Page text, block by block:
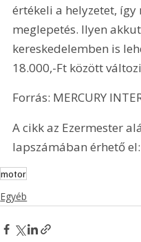
értékeli a helyzetet,
meglepetés. Ilyen
kereskedelemben is
18.000,-Ft között
Forrás: MERCURY
A cikk az Ezermester
lapszámában érhető
motor
Egyéb